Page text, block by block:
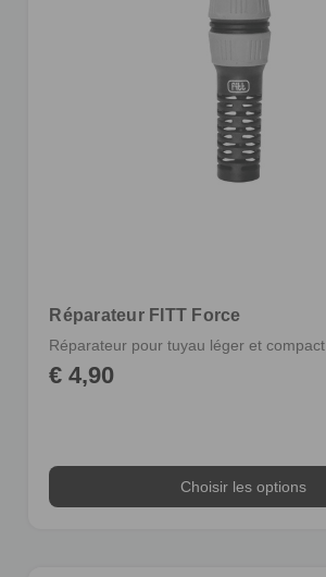
Réparateur FITT Force
Réparateur pour tuyau léger et compact
€ 4,90
Choisir les options